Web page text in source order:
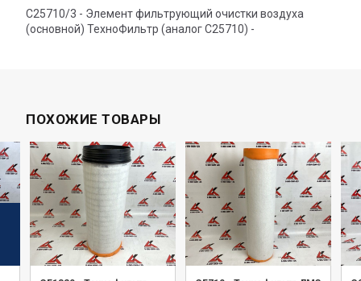
C25710/3 - Элемент фильтрующий очистки воздуха
(основной) ТехноФильтр (аналог С25710) -
ПОХОЖИЕ ТОВАРЫ